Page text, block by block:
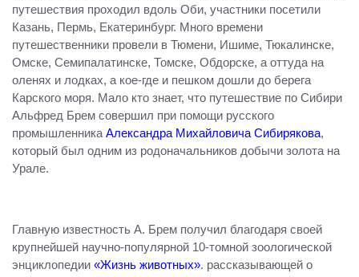
путешествия проходил вдоль Оби, участники посетили
Казань, Пермь, Екатеринбург. Много времени
путешественники провели в Тюмени, Ишиме, Тюкалинске,
Омске, Семипалатинске, Томске, Обдорске, а оттуда на
оленях и лодках, а кое-где и пешком дошли до берега
Карского моря. Мало кто знает, что путешествие по Сибири
Альфред Брем совершил при помощи русского
промышленникаАлександра Михайловича Сибирякова,
который был одним из родоначальников добычи золота на
Урале.
Главную известность А. Брем получил благодаря своей
крупнейшей научно-популярной 10-томной зоологической
энциклопедии «Жизнь животных». рассказывающей о